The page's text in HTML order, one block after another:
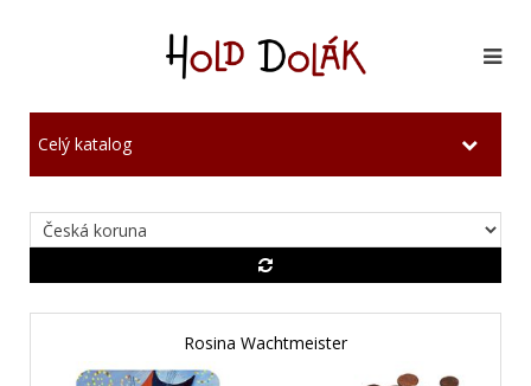
Celý katalog
Rosina Wachtmeister